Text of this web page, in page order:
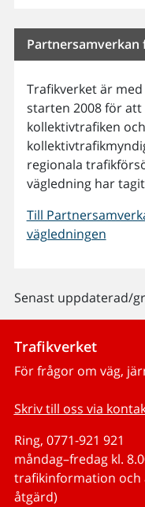
Trafikverket är
starten 2008 för
kollektivtrafiken
regionala
vägledning har
Till
vägledningen
Senast uppdaterad/
Trafikverket
För frågor om väg,
Skriv till oss via
Ring, 0771-921 921
måndag–fredag kl.
trafikinformation och
åtgärd)